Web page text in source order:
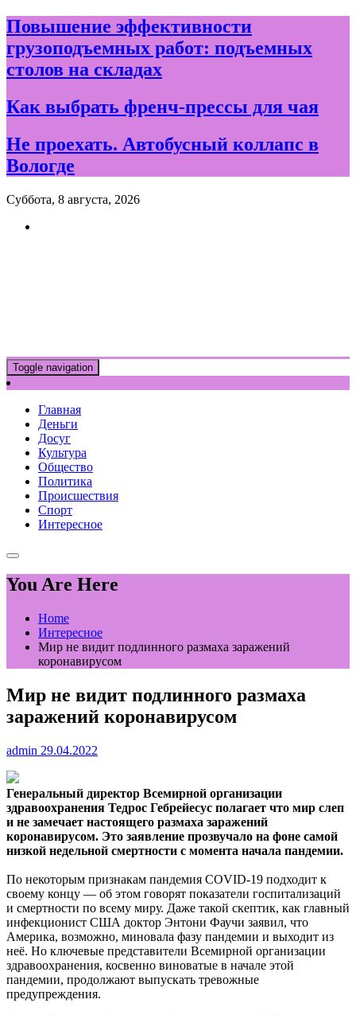
Skip
to
content
Повышение эффективности
грузоподъемных работ: подъемных
столов на складах
Как выбрать френч-прессы для чая
Не проехать. Автобусный коллапс в
Вологде
Суббота, 8 августа, 2026
Toggle navigation
Главная
Деньги
Досуг
Культура
Общество
Политика
Происшествия
Спорт
Интересное
You Are Here
Home
Интересное
Мир не видит подлинного размаха заражений
коронавирусом
Мир не видит подлинного размаха
заражений коронавирусом
admin 29.04.2022
Генеральный директор Всемирной организации
здравоохранения Тедрос Гебрейесус полагает что мир слеп
и не замечает настоящего размаха заражений
коронавирусом. Это заявление прозвучало на фоне самой
низкой недельной смертности с момента начала пандемии.
По некоторым признакам пандемия COVID-19 подходит к
своему концу — об этом говорят показатели госпитализаций
и смертности по всему миру. Даже такой скептик, как главный
инфекционист США доктор Энтони Фаучи заявил, что
Америка, возможно, миновала фазу пандемии и выходит из
неё. Но ключевые представители Всемирной организации
здравоохранения, косвенно виноватые в начале этой
пандемии, продолжают выпускать тревожные
предупреждения.